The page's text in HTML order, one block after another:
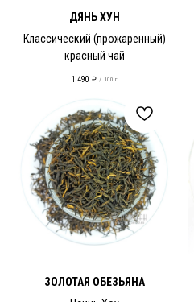
ДЯНЬ ХУН
Классический (прожаренный)
красный чай
1 490 ₽ / 100 г
ЗОЛОТАЯ ОБЕЗЬЯНА